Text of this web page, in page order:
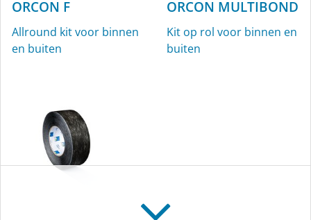
ORCON F
Allround kit voor binnen
en buiten
ORCON MULTIBOND
Kit op rol voor binnen en
buiten